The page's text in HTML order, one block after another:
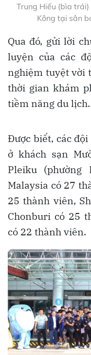
Trung Hiếu (bìa
Kông tại sân
Qua đó, gửi lời
luyện của các
nghiệm tuyệt vời
thời gian khám
tiềm năng du lịch.
Được biết, các
ở khách sạn
Pleiku (phường
Malaysia có 27
25 thành viên,
Chonburi có 25
có 22 thành viên.